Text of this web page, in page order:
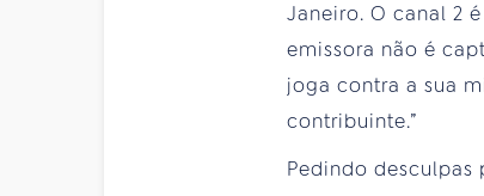
Janeiro. O canal 2
emissora não é
joga contra a sua
contribuinte.”
Pedindo desculpas